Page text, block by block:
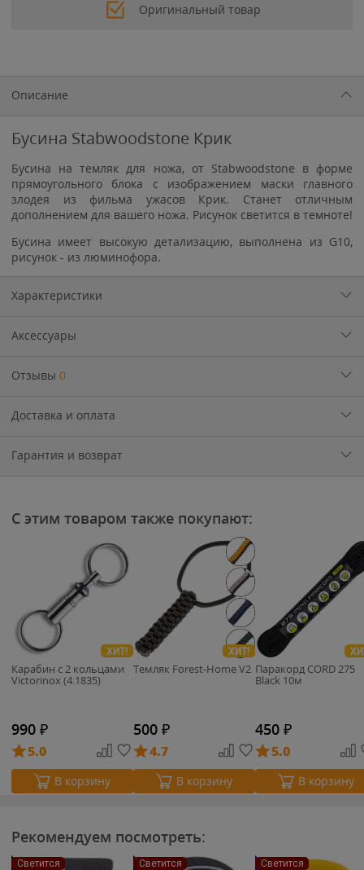
Оригинальный товар
Описание
Бусина Stabwoodstone Крик
Бусина на темляк для ножа, от Stabwoodstone в форме
прямоугольного блока с изображением маски главного
злодея из фильма ужасов Крик. Станет отличным
дополнением для вашего ножа. Рисунок светится в темноте!
Бусина имеет высокую детализацию, выполнена из G10,
рисунок - из люминофора.
Характеристики
Аксессуары
Отзывы 0
Доставка и оплата
Гарантия и возврат
С этим товаром также покупают:
ХИТ!
Карабин с 2 кольцами
Victorinox (4.1835)
990 ₽
5.0
В корзину
ХИТ!
Темляк Forest-Home V2
500 ₽
4.7
В корзину
Паракорд CORD 275
Black 10м
450 ₽
5.0
В корзину
Рекомендуем посмотреть:
Светится Светится Светится